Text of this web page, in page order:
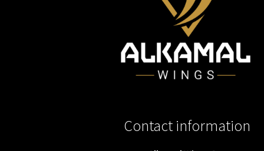
Contact information